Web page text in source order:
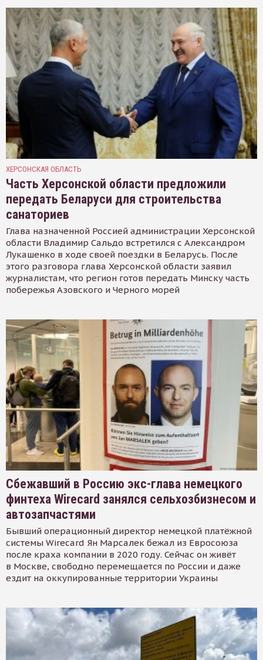
ХЕРСОНСКАЯ ОБЛАСТЬ
Часть Херсонской области предложили
передать Беларуси для строительства
санаториев
Глава назначенной Россией администрации Херсонской
области Владимир Сальдо встретился с Александром
Лукашенко в ходе своей поездки в Беларусь. После
этого разговора глава Херсонской области заявил
журналистам, что регион готов передать Минску часть
побережья Азовского и Черного морей
Сбежавший в Россию экс-глава немецкого
финтеха Wirecard занялся сельхозбизнесом и
автозапчастями
Бывший операционный директор немецкой платёжной
системы Wirecard Ян Марсалек бежал из Евросоюза
после краха компании в 2020 году. Сейчас он живёт
в Москве, свободно перемещается по России и даже
ездит на оккупированные территории Украины